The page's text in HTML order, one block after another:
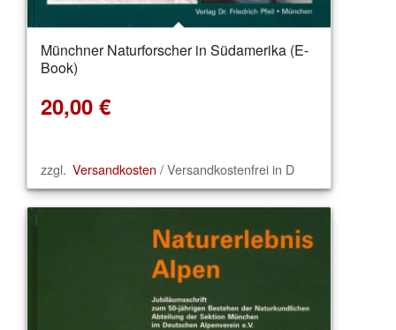
Münchner Naturforscher in Südamerika (E-
Book)
20,00 €
zzgl. Versandkosten / Versandkostenfrei in D